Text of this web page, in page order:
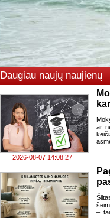
Daugiau naujų naujienų
2026-08-07 14:08:27
ar
–